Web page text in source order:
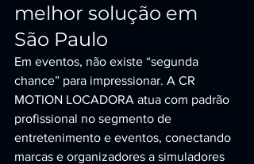
melhor solução em
São Paulo
Em eventos, não existe “segunda
chance” para impressionar. A CR
MOTION LOCADORA atua com padrão
profissional no segmento de
entretenimento e eventos, conectando
marcas e organizadores a simuladores